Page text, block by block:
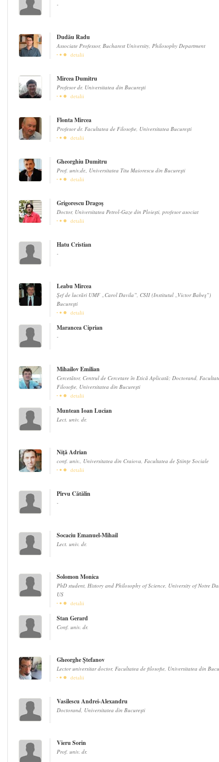
-
Dudău Radu
Associate Professor, Bucharest University, Philosophy Department
detalii
Mircea Dumitru
Profesor dr. Universitatea din Bucureşti
detalii
Flonta Mircea
Profesor dr. Facultatea de Filosofie, Universitatea Bucureşti
detalii
Gheorghiu Dumitru
Prof. univ.dr., Universitatea Titu Maiorescu din Bucureşti
detalii
Grigorescu Dragoş
Doctor, Universitatea Petrol-Gaze din Ploiești, profesor asociat
detalii
Hatu Cristian
-
Leabu Mircea
Şef de lucrări UMF „Carol Davila”, CSII (Institutul „Victor Babeş”)
Bucureşti
detalii
Marancea Ciprian
-
Mihailov Emilian
Cercetător, Centrul de Cercetare în Etică Aplicată; Doctorand,
Filosofie, Universitatea din București
detalii
Muntean Ioan Lucian
Lect. univ. dr.
Niţă Adrian
conf. univ., Universitatea din Craiova, Facultatea de Ştiinţe Sociale
detalii
Pîrvu Cătălin
-
Socaciu Emanuel-Mihail
Lect. univ. dr.
Solomon Monica
PhD student, History and Philosophy of Science, University of Notre
US
detalii
Stan Gerard
Conf. univ. dr.
Gheorghe Ştefanov
Lector universitar doctor, Facultatea de filosofie, Universitatea din
detalii
Vasilescu Andrei-Alexandru
Doctorand, Universitatea din Bucureşti
Vieru Sorin
Prof. univ. dr.